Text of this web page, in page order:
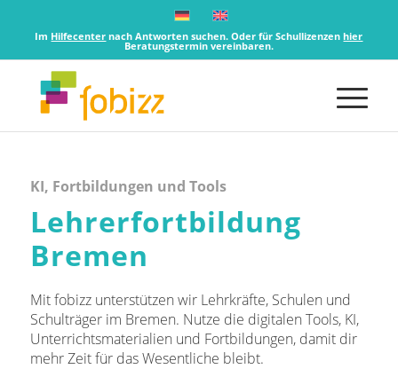
Im Hilfecenter nach Antworten suchen. Oder für Schullizenzenhier
Beratungstermin vereinbaren.
KI, Fortbildungen und Tools
Lehrerfortbildung
Bremen
Mit fobizz unterstützen wir Lehrkräfte, Schulen und
Schulträger im Bremen. Nutze die digitalen Tools, KI,
Unterrichtsmaterialien und Fortbildungen, damit dir
mehr Zeit für das Wesentliche bleibt.